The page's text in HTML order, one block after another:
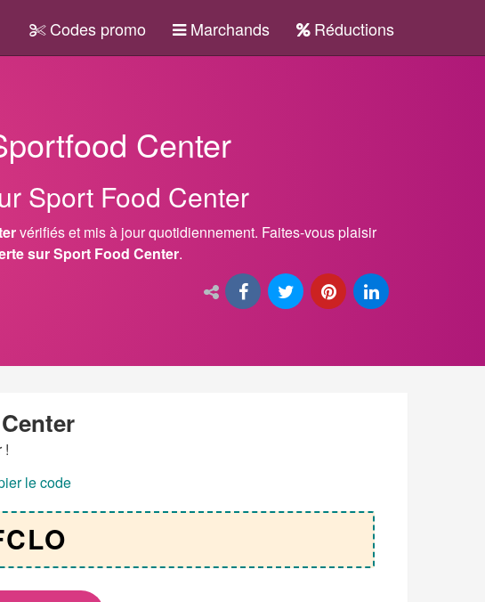
Codes promo Marchands Réductions
Center
Sport Food Center
vérifiés et mis à jour quotidiennement. Faites-vous plaisir
sur Sport Food Center.
!
le code